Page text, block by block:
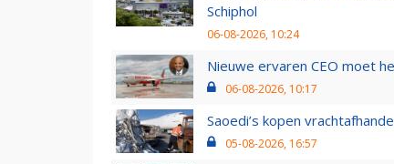
Schiphol
06-08-2026, 10:24
Nieuwe ervaren CEO moet
06-08-2026, 10:17
Saoedi’s kopen
05-08-2026, 16:57